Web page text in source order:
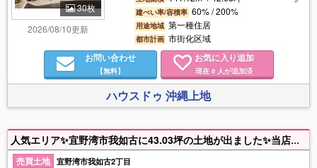
30枚
2026/08/10更新
建ぺい率/容積率 60% / 200%
用途地域 第一種住居
都市計画 市街化区域
お問い合わせ
【無料】
お気に入り追加
現在 0 人が追加済
ハウスドゥ 沖縄上地
人気エリア✨宜野湾市我如古に43.03坪の土地が出ました✨当店にはファイナンシャルプランナー・元銀行員在籍‼️住宅ローン無料相談✨お気軽にお問合せください(*^^*)
売買土地 宜野湾市我如古2丁目